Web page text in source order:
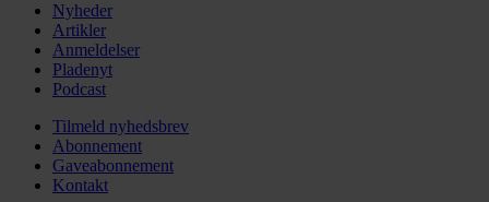
Nyheder
Artikler
Anmeldelser
Pladenyt
Podcast
Tilmeld nyhedsbrev
Abonnement
Gaveabonnement
Kontakt